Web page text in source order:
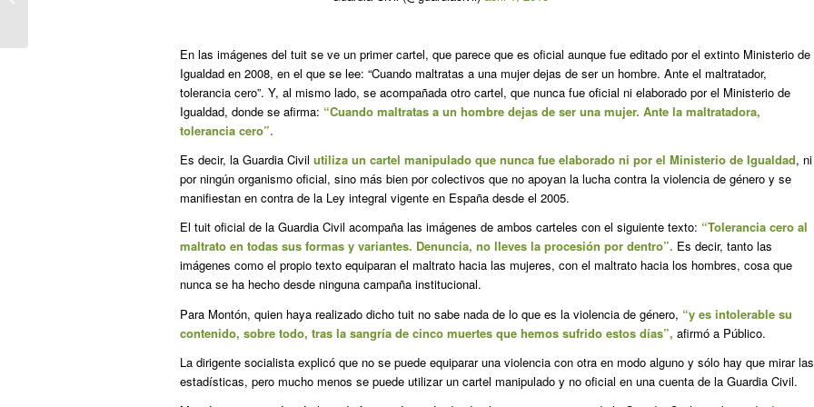
En las imágenes del tuit se ve un primer cartel, que parece que es oficial aunque fue editado por el extinto Ministerio de
Igualdad en 2008, en el que se lee: “Cuando maltratas a una mujer dejas de ser un hombre. Ante el maltratador,
tolerancia cero”. Y, al mismo lado, se acompañada otro cartel, que nunca fue oficial ni elaborado por el Ministerio de
Igualdad, donde se afirma: “Cuando maltratas a un hombre dejas de ser una mujer. Ante la maltratadora,
tolerancia cero”.
Es decir, la Guardia Civil utiliza un cartel manipulado que nunca fue elaborado ni por el Ministerio de Igualdad, ni
por ningún organismo oficial, sino más bien por colectivos que no apoyan la lucha contra la violencia de género y se
manifiestan en contra de la Ley integral vigente en España desde el 2005.
El tuit oficial de la Guardia Civil acompaña las imágenes de ambos carteles con el siguiente texto: “Tolerancia cero al
maltrato en todas sus formas y variantes. Denuncia, no lleves la procesión por dentro”. Es decir, tanto las
imágenes como el propio texto equiparan el maltrato hacia las mujeres, con el maltrato hacia los hombres, cosa que
nunca se ha hecho desde ninguna campaña institucional.
Para Montón, quien haya realizado dicho tuit no sabe nada de lo que es la violencia de género, “y es intolerable su
contenido, sobre todo, tras la sangría de cinco muertes que hemos sufrido estos días”, afirmó a Público.
La dirigente socialista explicó que no se puede equiparar una violencia con otra en modo alguno y sólo hay que mirar las
estadísticas, pero mucho menos se puede utilizar un cartel manipulado y no oficial en una cuenta de la Guardia Civil.